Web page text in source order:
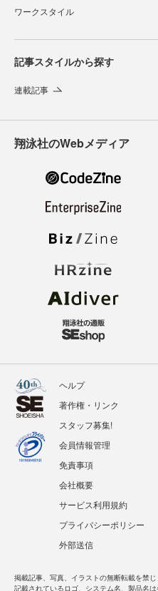
ワークスタイル
記事スタイルから探す
連載記事
翔泳社のWebメディア
ヘルプ
著作権・リンク
スタッフ募集!
会員情報管理
免責事項
会社概要
サービス利用規約
プライバシーポリシー
外部送信
掲載記事、写真、イラストの無断転載を禁じ
記載されているロゴ、システム名、製品名